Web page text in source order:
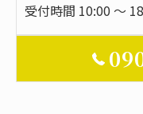
受付時間 10:00 ～